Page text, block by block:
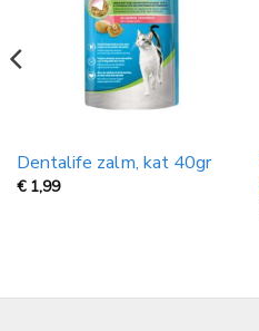
Dentalife zalm, kat 40gr
€ 1,99